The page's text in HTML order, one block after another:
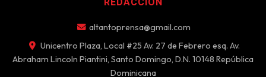
altantoprensa@gmail.com
Unicentro Plaza, Local #25 Av. 27 de Febrero esq. Av.
Abraham Lincoln Piantini, Santo Domingo, D.N. 10148 República
Dominicana